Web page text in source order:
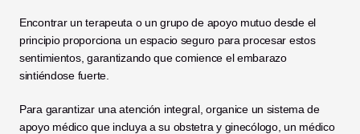
Encontrar un terapeuta o un grupo de apoyo mutuo desde el
principio proporciona un espacio seguro para procesar estos
sentimientos, garantizando que comience el embarazo
sintiéndose fuerte.
Para garantizar una atención integral, organice un sistema de
apoyo médico que incluya a su obstetra y ginecólogo, un médico